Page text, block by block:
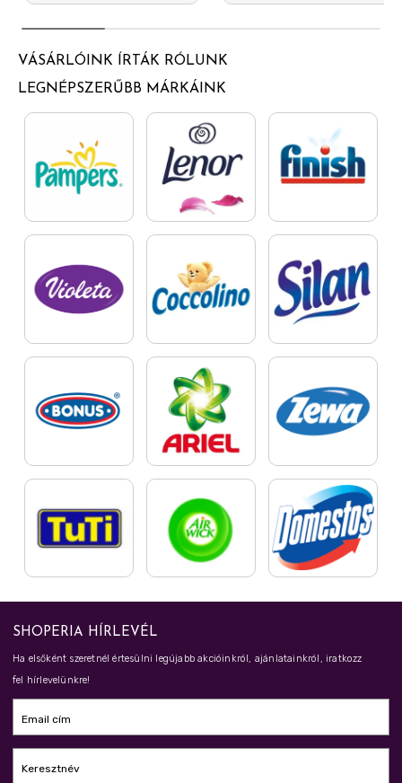
VÁSÁRLÓINK ÍRTÁK RÓLUNK
LEGNÉPSZERŰBB MÁRKÁINK
SHOPERIA HÍRLEVÉL
Ha elsőként szeretnél értesülni legújabb akcióinkról, ajánlatainkról, iratkozz
fel hírlevelünkre!
Email cím
Keresztnév